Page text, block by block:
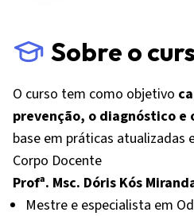
Sobre o
O curso tem como objetivo
prevenção, o diagnóstico
base em práticas atualizadas
Corpo Docente
Profª. Msc. Dóris Kós
Mestre e especialista em